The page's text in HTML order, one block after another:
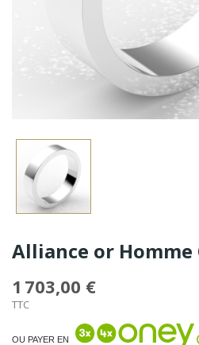
Alliance or Homme
1 703,00 €
TTC
OU PAYER EN